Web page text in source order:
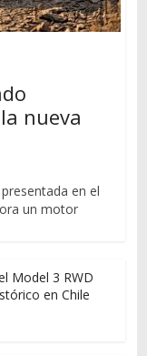
nueva
en el
un motor
Model 3 RWD
en Chile